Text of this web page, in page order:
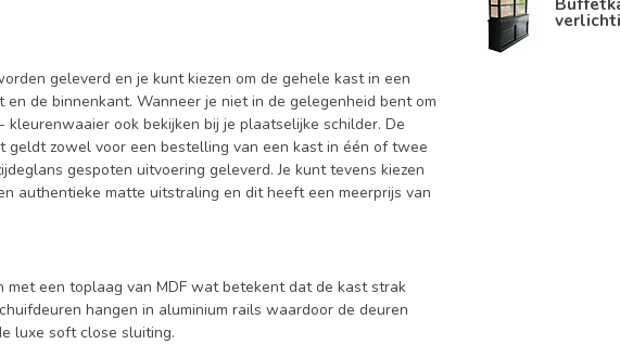
geleverd en je kunt kiezen om de gehele kast in een
de binnenkant. Wanneer je niet in de gelegenheid bent om
ook bekijken bij je plaatselijke schilder. De
geldt zowel voor een bestelling van een kast in één of twee
gespoten uitvoering geleverd. Je kunt tevens kiezen
authentieke matte uitstraling en dit heeft een meerprijs van
een toplaag van MDF wat betekent dat de kast strak
hangen in aluminium rails waardoor de deuren
luxe soft close sluiting.